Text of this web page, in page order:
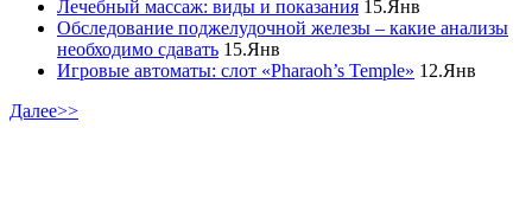
Лечебный массаж: виды и показания 15.Янв
Обследование поджелудочной железы – какие анализы
необходимо сдавать 15.Янв
Игровые автоматы: слот «Pharaoh’s Temple» 12.Янв
Далее>>